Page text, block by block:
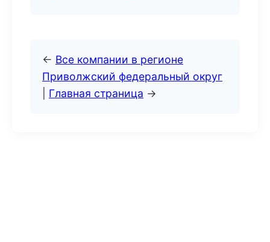
← Все компании в регионе
Приволжский федеральный округ
Главная страница →